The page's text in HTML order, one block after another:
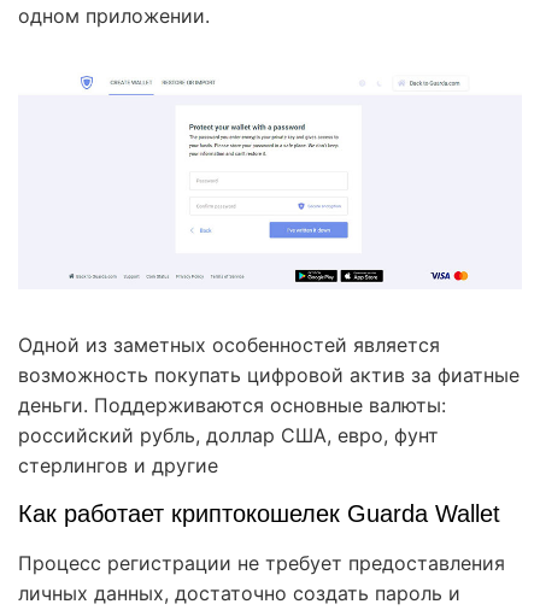
одном приложении.
Одной из заметных особенностей является
возможность покупать цифровой актив за фиатные
деньги. Поддерживаются основные валюты:
российский рубль, доллар США, евро, фунт
стерлингов и другие
Как работает криптокошелек Guarda Wallet
Процесс регистрации не требует предоставления
личных данных, достаточно создать пароль и